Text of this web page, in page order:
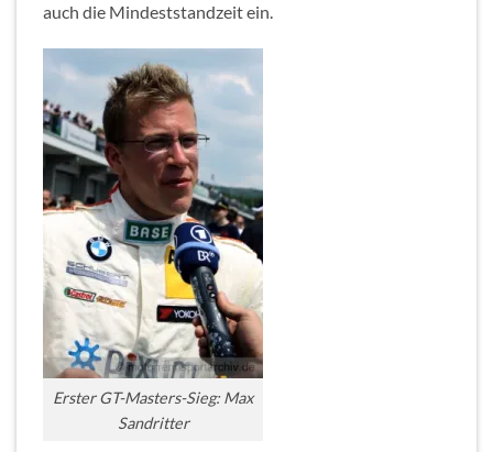
auch die Mindeststandzeit ein.
Erster GT-Masters-Sieg: Max
Sandritter